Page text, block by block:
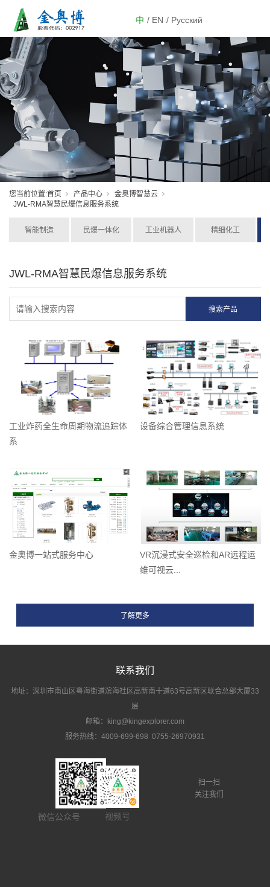
/ Русский
/ EN
中
您当前位置:首页 产品中心
金奥博智慧云
JWL-RMA智慧民爆信息服务系统
智能制造 民爆一体化 工业机器人 精细化工
JWL-RMA智慧民爆信息服务系统
工业炸药全生命周期物流追踪体
系
设备综合管理信息系统
金奥博一站式服务中心
VR沉浸式安全巡检和AR远程运
维可视云...
联系我们
地址：深圳市南山区粤海街道滨海社区高新南十道63号高新区联合总部大厦33
层
邮箱：king@kingexplorer.com
服务热线：4009-699-698 0755-26970931
微信公众号 视频号
扫一扫
关注我们